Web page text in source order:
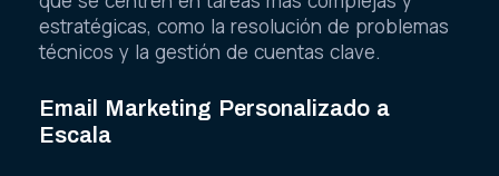
estratégicas, como la resolución de problemas
técnicos y la gestión de cuentas clave.
Email Marketing Personalizado a
Escala